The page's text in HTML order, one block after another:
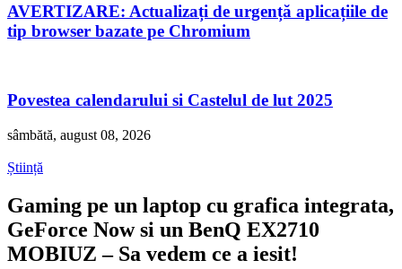
AVERTIZARE: Actualizați de urgență aplicațiile de
tip browser bazate pe Chromium
Povestea calendarului si Castelul de lut 2025
sâmbătă, august 08, 2026
Știință
Gaming pe un laptop cu grafica integrata,
GeForce Now si un BenQ EX2710
MOBIUZ – Sa vedem ce a iesit!